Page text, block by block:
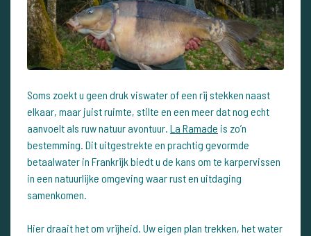
Soms zoekt u geen druk viswater of een rij stekken naast
elkaar, maar juist ruimte, stilte en een meer dat nog echt
aanvoelt als ruw natuur avontuur. La Ramade is zo’n
bestemming. Dit uitgestrekte en prachtig gevormde
betaalwater in Frankrijk biedt u de kans om te karpervissen
in een natuurlijke omgeving waar rust en uitdaging
samenkomen.
Hier draait het om vrijheid. Uw eigen plan trekken, het water